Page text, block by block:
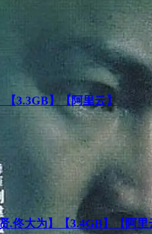
【3.3GB】【阿里云】
.佟大为】【3.4GB】【阿里